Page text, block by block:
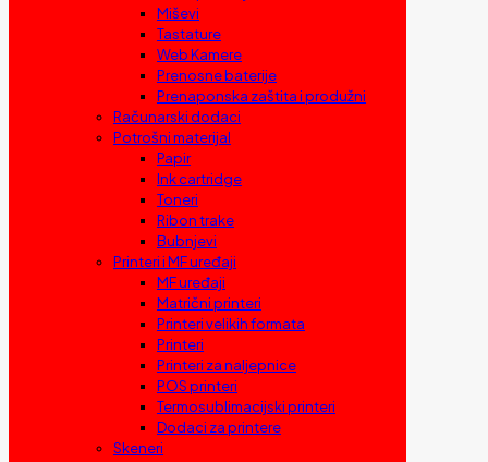
Miševi
Tastature
Web Kamere
Prenosne baterije
Prenaponska zaštita i produžni
Računarski dodaci
Potrošni materijal
Papir
Ink cartridge
Toneri
Ribon trake
Bubnjevi
Printeri i MF uređaji
MF uređaji
Matrični printeri
Printeri velikih formata
Printeri
Printeri za naljepnice
POS printeri
Termosublimacijski printeri
Dodaci za printere
Skeneri